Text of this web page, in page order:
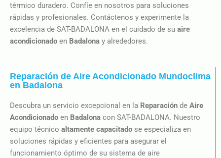
térmico duradero. Confíe en nosotros para soluciones
rápidas y profesionales. Contáctenos y experimente la
excelencia de SAT-BADALONA en el cuidado de su aire
acondicionado en Badalona y alrededores.
Reparación de Aire Acondicionado Mundoclima
en Badalona
Descubra un servicio excepcional en la Reparación de Aire
Acondicionado en Badalona con SAT-BADALONA. Nuestro
equipo técnico altamente capacitado se especializa en
soluciones rápidas y eficientes para asegurar el
funcionamiento óptimo de su sistema de aire